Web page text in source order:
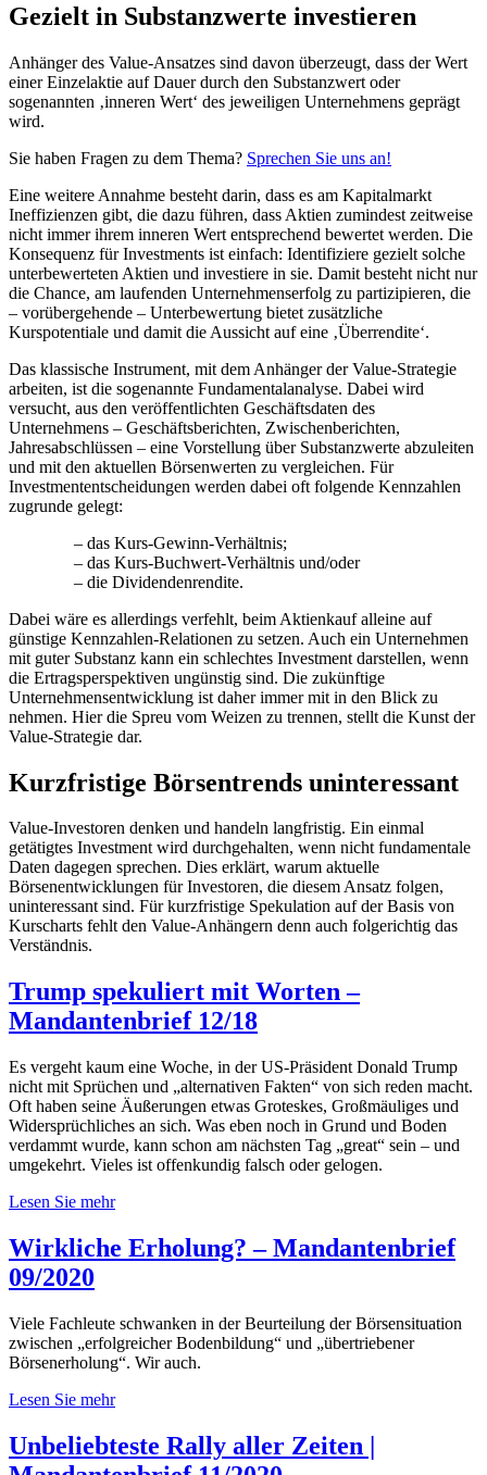
Gezielt in Substanzwerte investieren
Anhänger des Value-Ansatzes sind davon überzeugt, dass der Wert
einer Einzelaktie auf Dauer durch den Substanzwert oder
sogenannten ‚inneren Wert‘ des jeweiligen Unternehmens geprägt
wird.
Sie haben Fragen zu dem Thema? Sprechen Sie uns an!
Eine weitere Annahme besteht darin, dass es am Kapitalmarkt
Ineffizienzen gibt, die dazu führen, dass Aktien zumindest zeitweise
nicht immer ihrem inneren Wert entsprechend bewertet werden. Die
Konsequenz für Investments ist einfach: Identifiziere gezielt solche
unterbewerteten Aktien und investiere in sie. Damit besteht nicht nur
die Chance, am laufenden Unternehmenserfolg zu partizipieren, die
– vorübergehende – Unterbewertung bietet zusätzliche
Kurspotentiale und damit die Aussicht auf eine ‚Überrendite‘.
Das klassische Instrument, mit dem Anhänger der Value-Strategie
arbeiten, ist die sogenannte Fundamentalanalyse. Dabei wird
versucht, aus den veröffentlichten Geschäftsdaten des
Unternehmens – Geschäftsberichten, Zwischenberichten,
Jahresabschlüssen – eine Vorstellung über Substanzwerte abzuleiten
und mit den aktuellen Börsenwerten zu vergleichen. Für
Investmententscheidungen werden dabei oft folgende Kennzahlen
zugrunde gelegt:
– das Kurs-Gewinn-Verhältnis;
– das Kurs-Buchwert-Verhältnis und/oder
– die Dividendenrendite.
Dabei wäre es allerdings verfehlt, beim Aktienkauf alleine auf
günstige Kennzahlen-Relationen zu setzen. Auch ein Unternehmen
mit guter Substanz kann ein schlechtes Investment darstellen, wenn
die Ertragsperspektiven ungünstig sind. Die zukünftige
Unternehmensentwicklung ist daher immer mit in den Blick zu
nehmen. Hier die Spreu vom Weizen zu trennen, stellt die Kunst der
Value-Strategie dar.
Kurzfristige Börsentrends uninteressant
Value-Investoren denken und handeln langfristig. Ein einmal
getätigtes Investment wird durchgehalten, wenn nicht fundamentale
Daten dagegen sprechen. Dies erklärt, warum aktuelle
Börsenentwicklungen für Investoren, die diesem Ansatz folgen,
uninteressant sind. Für kurzfristige Spekulation auf der Basis von
Kurscharts fehlt den Value-Anhängern denn auch folgerichtig das
Verständnis.
Trump spekuliert mit Worten –
Mandantenbrief 12/18
Es vergeht kaum eine Woche, in der US-Präsident Donald Trump
nicht mit Sprüchen und „alternativen Fakten“ von sich reden macht.
Oft haben seine Äußerungen etwas Groteskes, Großmäuliges und
Widersprüchliches an sich. Was eben noch in Grund und Boden
verdammt wurde, kann schon am nächsten Tag „great“ sein – und
umgekehrt. Vieles ist offenkundig falsch oder gelogen.
Lesen Sie mehr
Wirkliche Erholung? – Mandantenbrief
09/2020
Viele Fachleute schwanken in der Beurteilung der Börsensituation
zwischen „erfolgreicher Bodenbildung“ und „übertriebener
Börsenerholung“. Wir auch.
Lesen Sie mehr
Unbeliebteste Rally aller Zeiten |